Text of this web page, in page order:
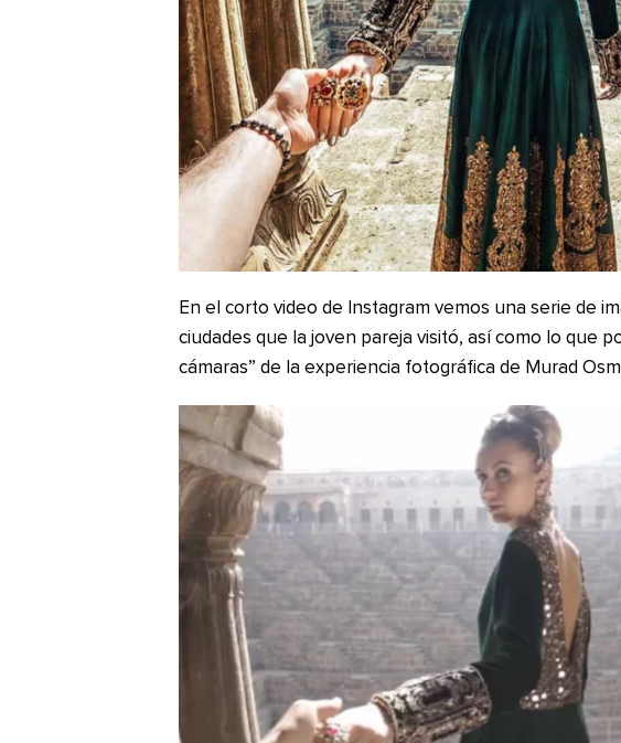
En el corto video de Instagram vemos una serie de
ciudades que la joven pareja visitó, así como lo que
cámaras” de la experiencia fotográfica de Murad